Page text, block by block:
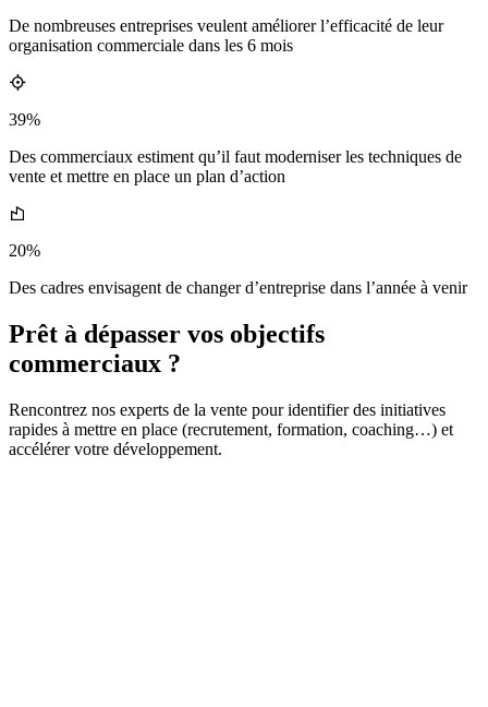
De nombreuses entreprises veulent améliorer l’efficacité de leur
organisation commerciale dans les 6 mois
39%
Des commerciaux estiment qu’il faut moderniser les techniques de
vente et mettre en place un plan d’action
20%
Des cadres envisagent de changer d’entreprise dans l’année à venir
Prêt à dépasser vos objectifs
commerciaux ?
Rencontrez nos experts de la vente pour identifier des initiatives
rapides à mettre en place (recrutement, formation, coaching…) et
accélérer votre développement.